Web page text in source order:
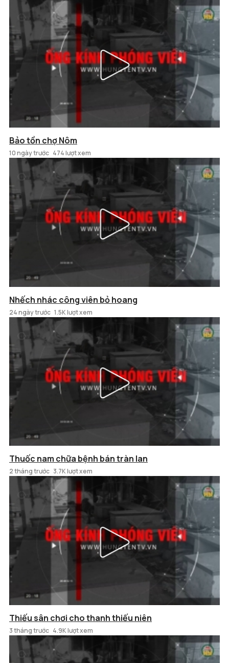
Bảo tồn chợ Nôm
10 ngày trước 474 lượt xem
Nhếch nhác công viên bỏ hoang
24 ngày trước 1.5K lượt xem
Thuốc nam chữa bệnh bán tràn lan
2 tháng trước 3.7K lượt xem
Thiếu sân chơi cho thanh thiếu niên
3 tháng trước 4.9K lượt xem